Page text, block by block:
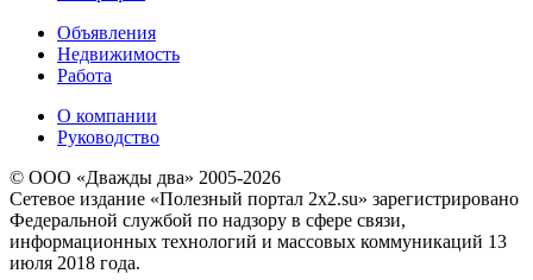
Объявления
Недвижимость
Работа
О компании
Руководство
© ООО «Дважды два» 2005-2026
Сетевое издание «Полезный портал 2x2.su» зарегистрировано
Федеральной службой по надзору в сфере связи,
информационных технологий и массовых коммуникаций 13
июля 2018 года.